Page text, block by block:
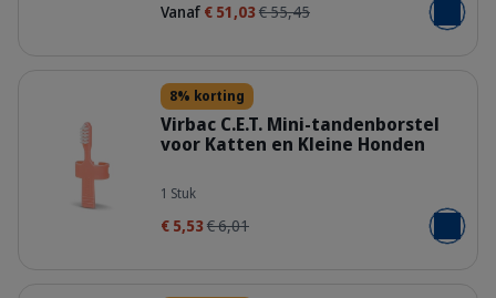
Vanaf € 51,03€ 55,45 Voeg
8% korting
Virbac C.E.T. Mini-tandenborstel
voor Katten en Kleine Honden
1 Stuk
€ 5,53€ 6,01 Voeg